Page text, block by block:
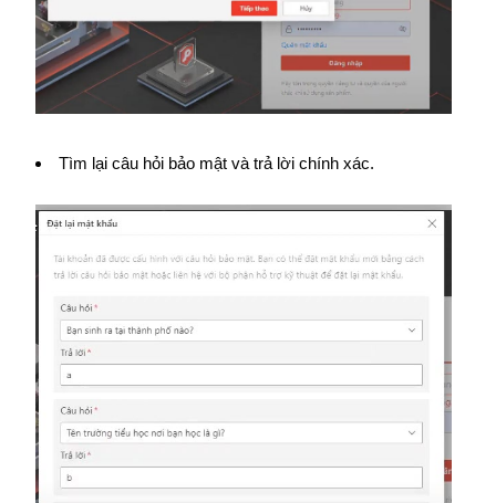
Tìm lại câu hỏi bảo mật và trả lời chính xác.